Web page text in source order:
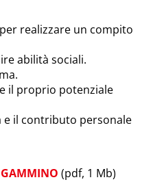
realizzare un compito
abilità sociali.
il proprio potenziale
e il contributo personale
(pdf, 1 Mb)